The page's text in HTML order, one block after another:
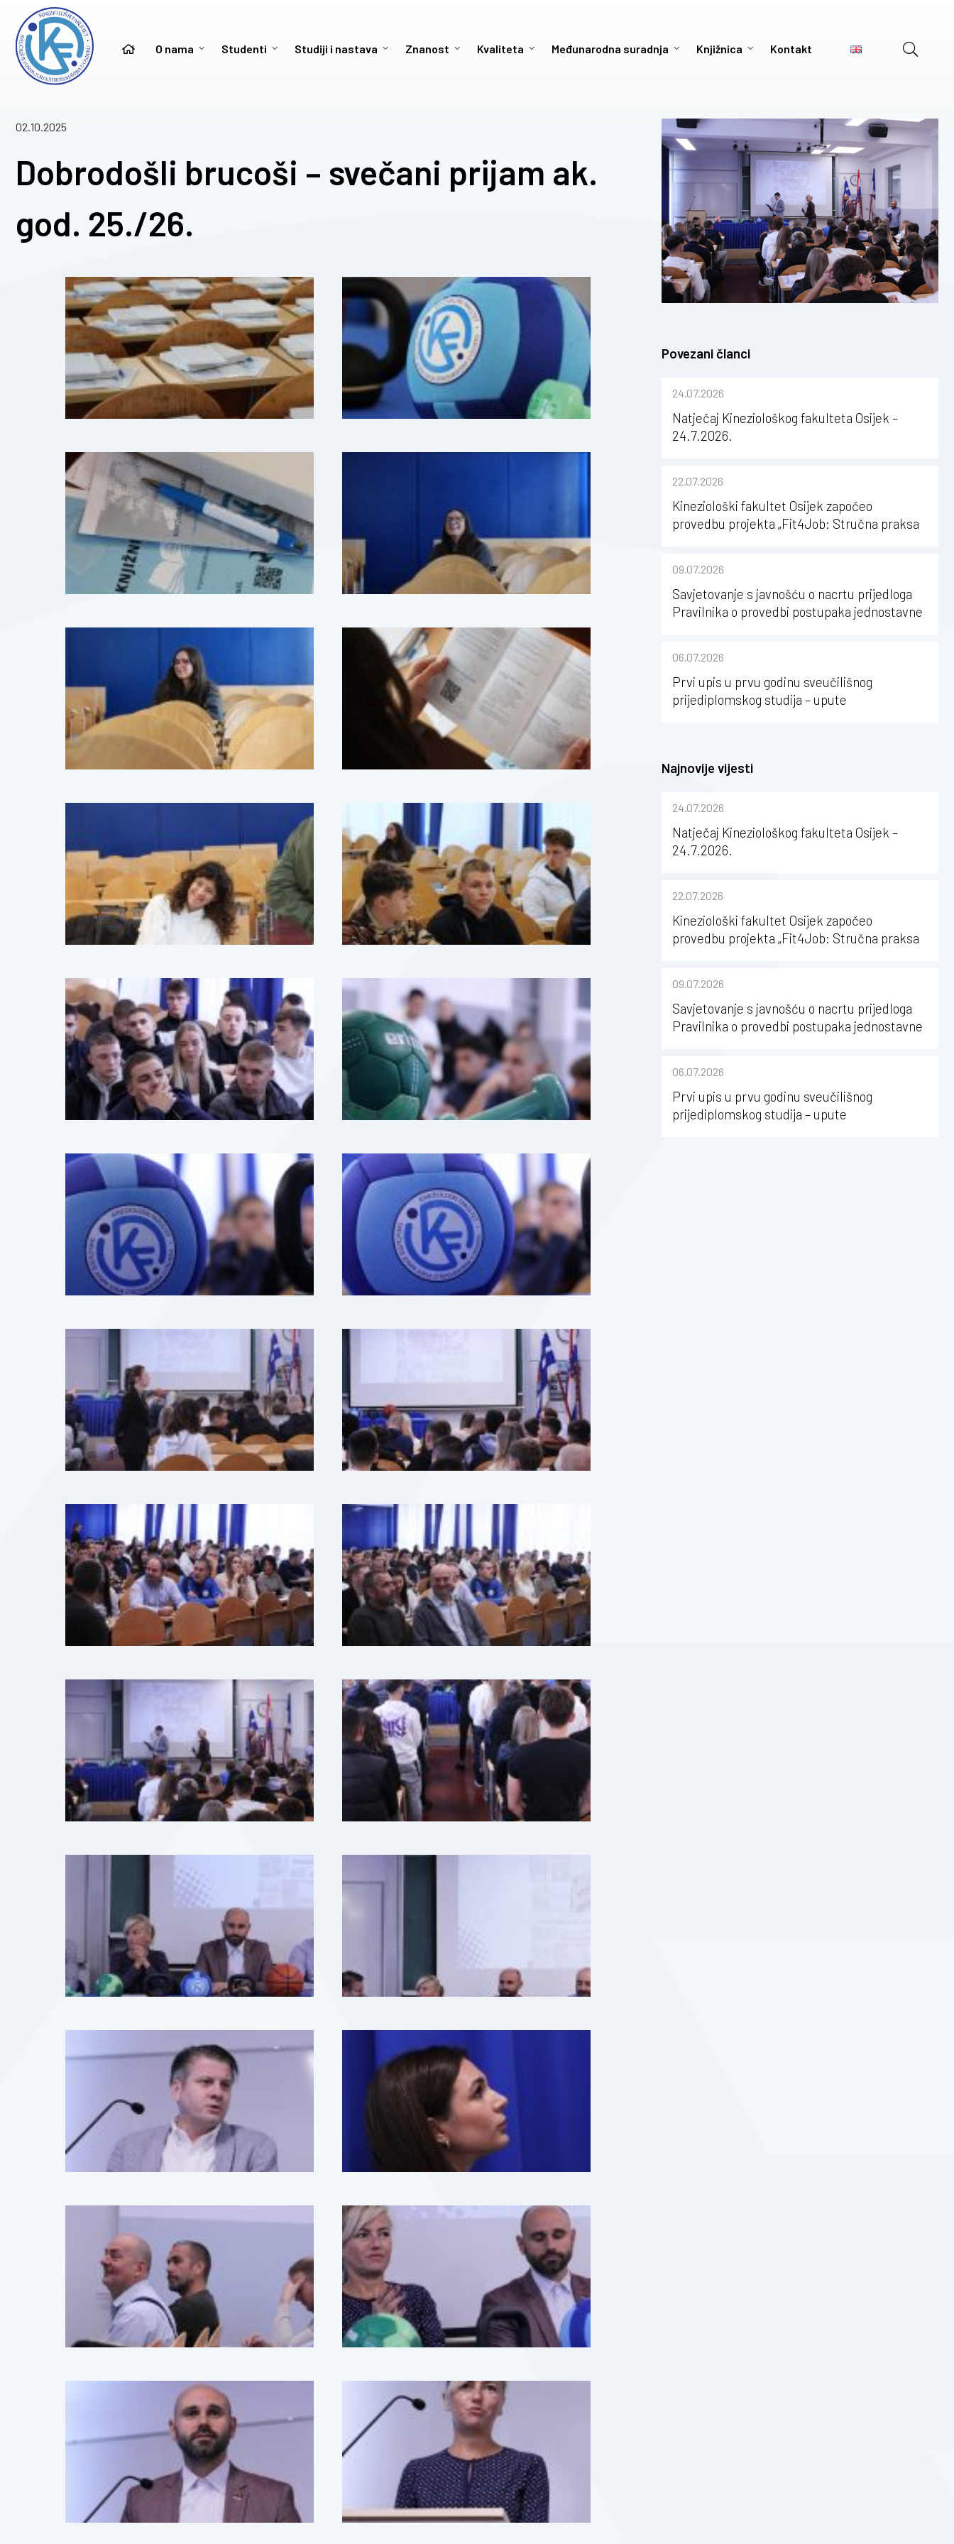
O nama Studenti Studiji i nastava Znanost Kvaliteta Međunarodna suradnja Knjižnica Kontakt
02.10.2025
Dobrodošli brucoši – svečani prijam ak.
god. 25./26.
Povezani članci
24.07.2026
Natječaj Kineziološkog fakulteta Osijek –
24.7.2026.
22.07.2026
Kineziološki fakultet Osijek započeo
provedbu projekta „Fit4Job: Stručna praksa
09.07.2026
Savjetovanje s javnošću o nacrtu prijedloga
Pravilnika o provedbi postupaka jednostavne
Strossmayera u Osijeku
06.07.2026
Prvi upis u prvu godinu sveučilišnog
prijediplomskog studija – upute
Najnovije vijesti
24.07.2026
Natječaj Kineziološkog fakulteta Osijek –
24.7.2026.
22.07.2026
Kineziološki fakultet Osijek započeo
provedbu projekta „Fit4Job: Stručna praksa
09.07.2026
Savjetovanje s javnošću o nacrtu prijedloga
Pravilnika o provedbi postupaka jednostavne
Strossmayera u Osijeku
06.07.2026
Prvi upis u prvu godinu sveučilišnog
prijediplomskog studija – upute